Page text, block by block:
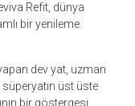
Refit, dünya
bir yenileme
dev yat, uzman
üst üste
bir göstergesi